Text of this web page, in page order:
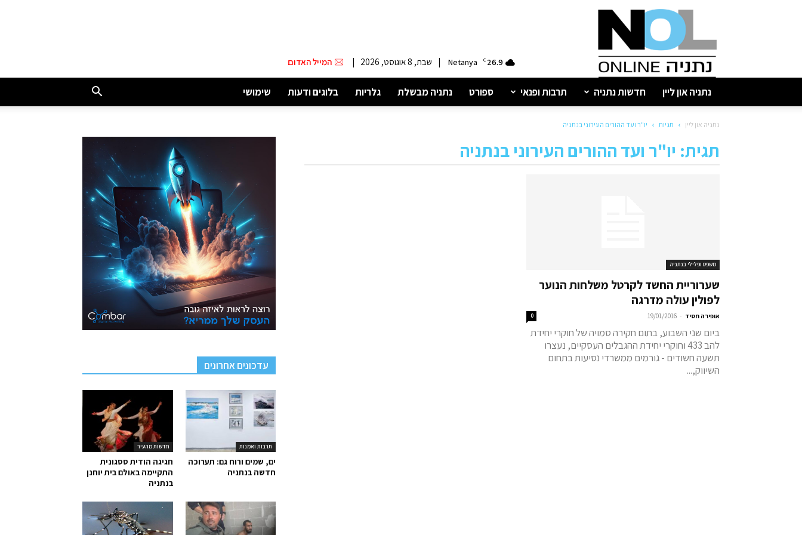
נתניה
26.9
C
Netanya
| שבת, 8 אוגוסט, 2026 | המייל האדום
נתניה און ליין חדשות נתניה תרבות ופנאי ספורט נתניה מבשלת גלריות בלוגים ודעות שימושי
נתניה און ליין תגיות יו"ר ועד ההורים העירוני בנתניה
תגית: יו"ר ועד ההורים העירוני בנתניה
משפט ופלילי בנתניה
שערוריית החשד לקרטל משלחות הנוער
לפולין עולה מדרגה
אופירה חסיד -
19/01/2016
0
ביום שני השבוע, בתום חקירה סמויה של חוקרי יחידת
להב 433 וחוקרי יחידת ההגבלים העסקיים, נעצרו
תשעה חשודים - גורמים ממשרדי נסיעות בתחום
השיווק,...
עדכונים אחרונים
חדשות מהעיר
חגיגה הודית ססגונית
התקיימה באולם בית יוחנן
בנתניה
תרבות ואמנות
ים, שמים ורוח גם: תערוכה
חדשה בנתניה